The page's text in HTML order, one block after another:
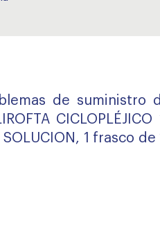
de suministro
CICLOPLÉJICO
1 frasco de